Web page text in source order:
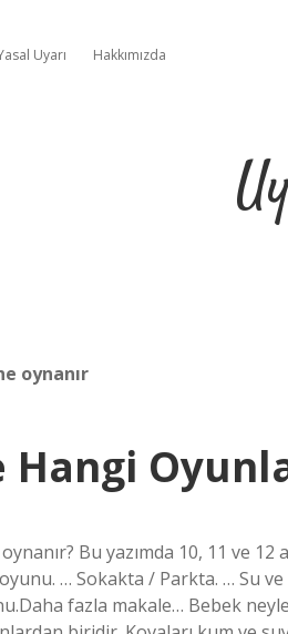
Uyarı Hakkımızda
oynanır
Hangi
Bu yazımda 10, 11 ve
… Sokakta / Parkta. … Su
fazla makale… Bebek